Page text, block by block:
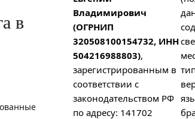
в
Владимирович
(ОГРНИП
320508100154732, ИНН
504216988803),
зарегистрированным в
соответствии с
законодательством РФ
по адресу: 141702